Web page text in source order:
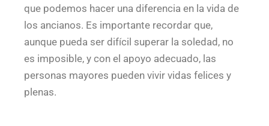
que podemos hacer una diferencia en la vida de
los ancianos. Es importante recordar que,
aunque pueda ser difícil superar la soledad, no
es imposible, y con el apoyo adecuado, las
personas mayores pueden vivir vidas felices y
plenas.